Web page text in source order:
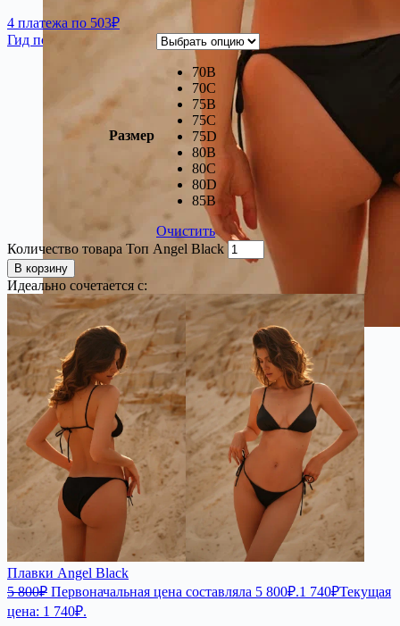
4 платежа по 503₽
Гид по размерам
Размер
70B
70C
75B
75C
75D
80B
80C
80D
85В
Очистить
Количество товара Топ Angel Black
В корзину
Идеально сочетается с:
Плавки Angel Black
5 800₽ Первоначальная цена составляла 5 800₽.1 740₽Текущая
цена: 1 740₽.